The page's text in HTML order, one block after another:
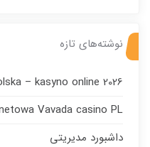
نوشته‌های تازه
– kasyno online 2026
Vavada casino PL
داشبورد مدیریتی